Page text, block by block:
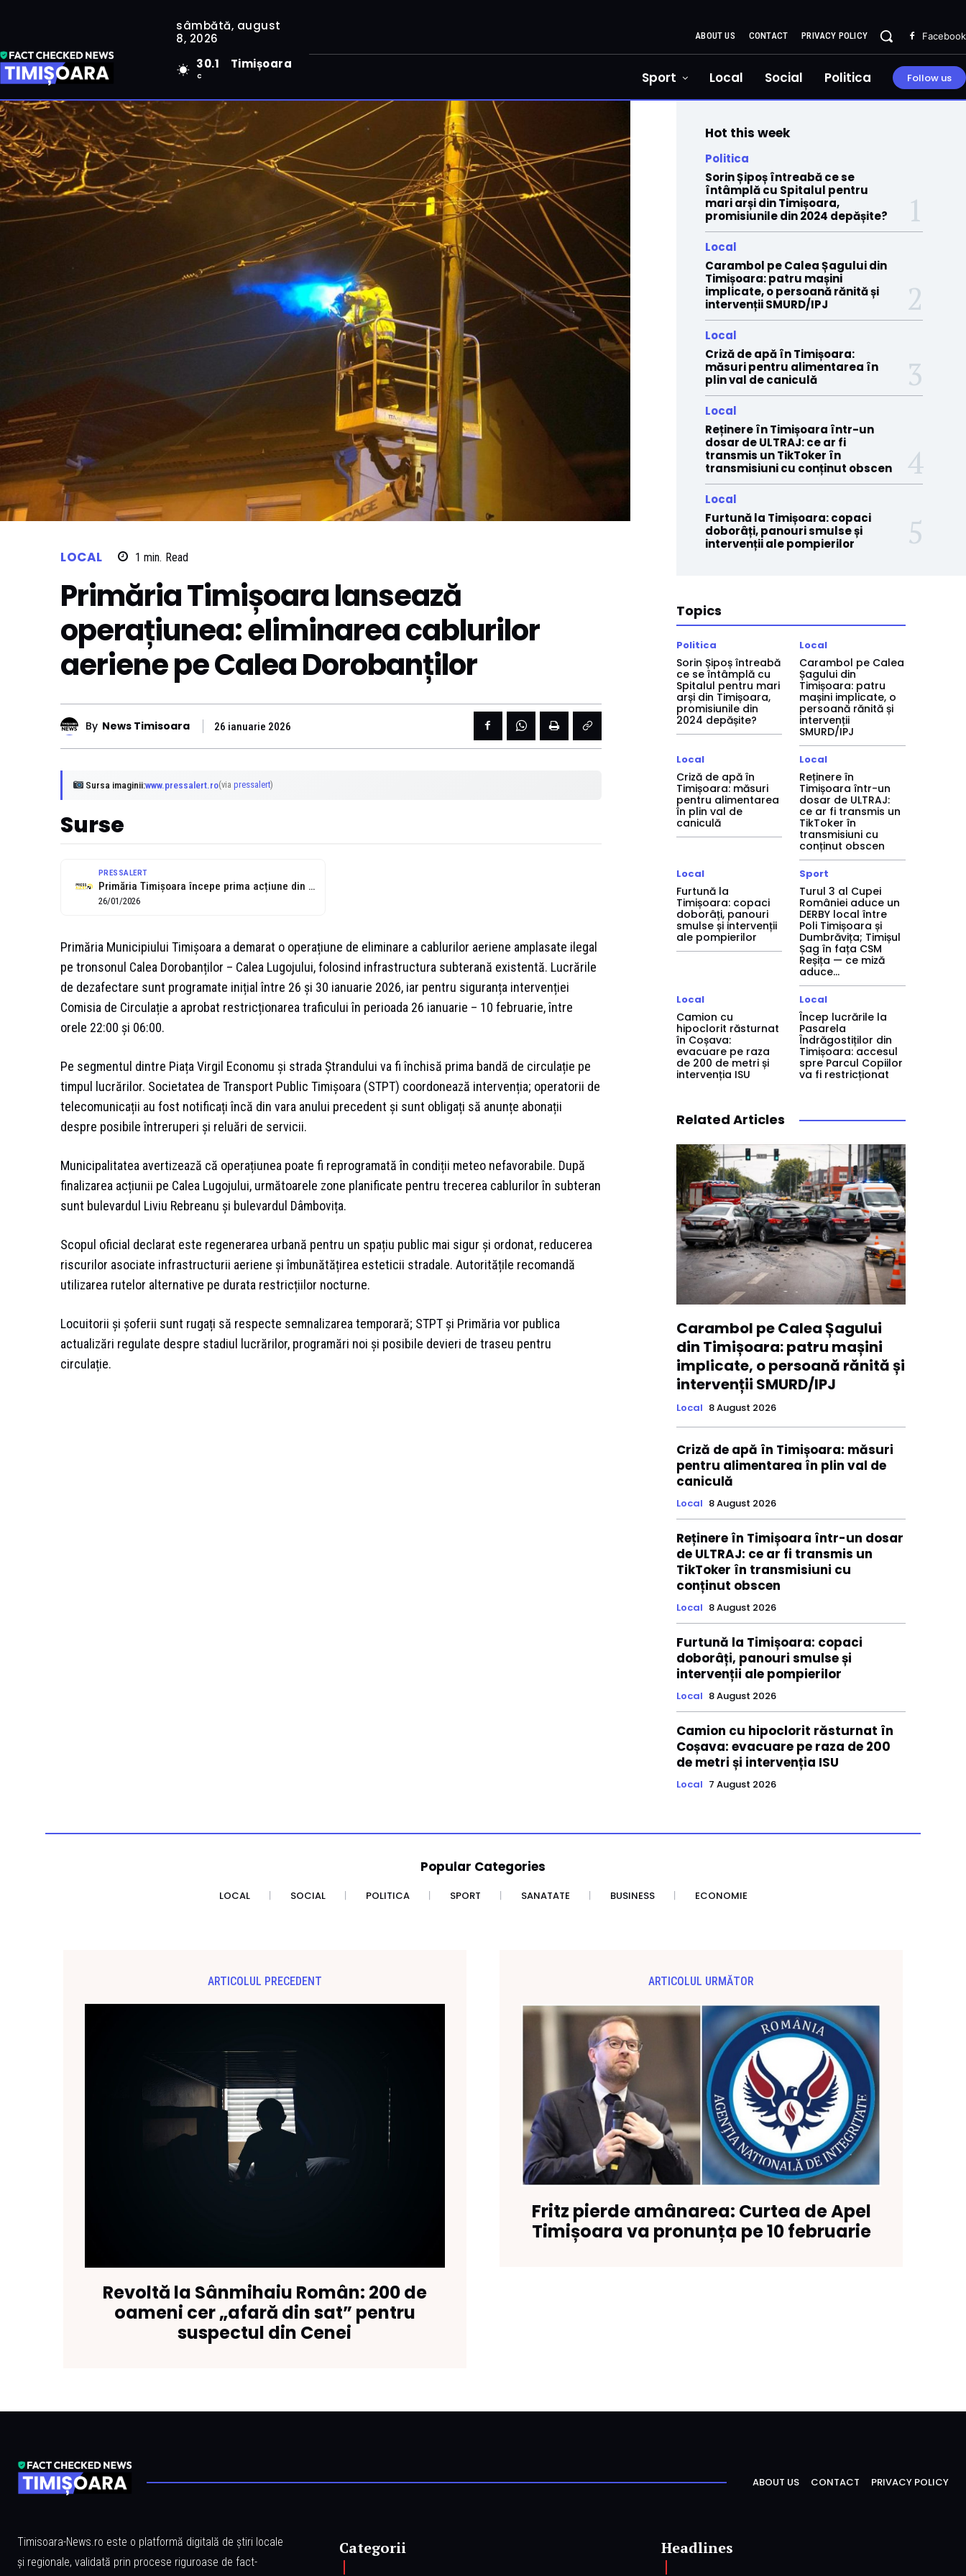
sâmbătă, august
8, 2026
30.1
C
Timișoara
ABOUT US CONTACT PRIVACY POLICY Facebook
Sport Local Social Politica Follow us
LOCAL 1 min. Read
Primăria Timișoara lansează
operațiunea: eliminarea cablurilor
aeriene pe Calea Dorobanților
By News Timisoara 26 ianuarie 2026
Sursa imaginii:www.pressalert.ro(viapressalert)
Surse
PRESSALERT
Primăria Timișoara începe prima acțiune din 2026 pentru eliminarea cablurilor aeriene ilegale....
26/01/2026
Primăria Municipiului Timișoara a demarat o operațiune de eliminare a cablurilor aeriene amplasate ilegal
pe tronsonul Calea Dorobanților – Calea Lugojului, folosind infrastructura subterană existentă. Lucrările
de dezafectare sunt programate inițial între 26 și 30 ianuarie 2026, iar pentru siguranța intervenției
Comisia de Circulație a aprobat restricționarea traficului în perioada 26 ianuarie – 10 februarie, între
orele 22:00 și 06:00.
Pe segmentul dintre Piața Virgil Economu și strada Ștrandului va fi închisă prima bandă de circulație pe
timpul lucrărilor. Societatea de Transport Public Timișoara (STPT) coordonează intervenția; operatorii de
telecomunicații au fost notificați încă din vara anului precedent și sunt obligați să anunțe abonații
despre posibile întreruperi și reluări de servicii.
Municipalitatea avertizează că operațiunea poate fi reprogramată în condiții meteo nefavorabile. După
finalizarea acțiunii pe Calea Lugojului, următoarele zone planificate pentru trecerea cablurilor în subteran
sunt bulevardul Liviu Rebreanu și bulevardul Dâmbovița.
Scopul oficial declarat este regenerarea urbană pentru un spațiu public mai sigur și ordonat, reducerea
riscurilor asociate infrastructurii aeriene și îmbunătățirea esteticii stradale. Autoritățile recomandă
utilizarea rutelor alternative pe durata restricțiilor nocturne.
Locuitorii și șoferii sunt rugați să respecte semnalizarea temporară; STPT și Primăria vor publica
actualizări regulate despre stadiul lucrărilor, programări noi și posibile devieri de traseu pentru
circulație.
Hot this week
Politica
Sorin Șipoș întreabă ce se
întâmplă cu Spitalul pentru
mari arși din Timișoara,
promisiunile din 2024 depășite?
Local
Carambol pe Calea Șagului din
Timișoara: patru mașini
implicate, o persoană rănită și
intervenții SMURD/IPJ
Local
Criză de apă în Timișoara:
măsuri pentru alimentarea în
plin val de caniculă
Local
Reținere în Timișoara într-un
dosar de ULTRAJ: ce ar fi
transmis un TikToker în
transmisiuni cu conținut obscen
Local
Furtună la Timișoara: copaci
doborâți, panouri smulse și
intervenții ale pompierilor
Topics
Politica
Sorin Șipoș întreabă
ce se întâmplă cu
Spitalul pentru mari
arși din Timișoara,
promisiunile din
2024 depășite?
Local
Carambol pe Calea
Șagului din
Timișoara: patru
mașini implicate, o
persoană rănită și
intervenții
SMURD/IPJ
Local
Criză de apă în
Timișoara: măsuri
pentru alimentarea
în plin val de
caniculă
Local
Reținere în
Timișoara într-un
dosar de ULTRAJ:
ce ar fi transmis un
TikToker în
transmisiuni cu
conținut obscen
Local
Furtună la
Timișoara: copaci
doborâți, panouri
smulse și intervenții
ale pompierilor
Sport
Turul 3 al Cupei
României aduce un
DERBY local între
Poli Timișoara și
Dumbrăvița; Timișul
Șag în fața CSM
Reșița — ce miză
aduce...
Local
Camion cu
hipoclorit răsturnat
în Coșava:
evacuare pe raza
de 200 de metri și
intervenția ISU
Local
Încep lucrările la
Pasarela
Îndrăgostiților din
Timișoara: accesul
spre Parcul Copiilor
va fi restricționat
Related Articles
Carambol pe Calea Șagului
din Timișoara: patru mașini
implicate, o persoană rănită și
intervenții SMURD/IPJ
Local 8 August 2026
Criză de apă în Timișoara: măsuri
pentru alimentarea în plin val de
caniculă
Local 8 August 2026
Reținere în Timișoara într-un dosar
de ULTRAJ: ce ar fi transmis un
TikToker în transmisiuni cu
conținut obscen
Local 8 August 2026
Furtună la Timișoara: copaci
doborâți, panouri smulse și
intervenții ale pompierilor
Local 8 August 2026
Camion cu hipoclorit răsturnat în
Coșava: evacuare pe raza de 200
de metri și intervenția ISU
Local 7 August 2026
Popular Categories
LOCAL SOCIAL POLITICA SPORT SANATATE BUSINESS ECONOMIE
ARTICOLUL PRECEDENT
Revoltă la Sânmihaiu Român: 200 de
oameni cer „afară din sat” pentru
suspectul din Cenei
ARTICOLUL URMĂTOR
Fritz pierde amânarea: Curtea de Apel
Timișoara va pronunța pe 10 februarie
ABOUT US CONTACT PRIVACY POLICY
Timisoara-News.ro este o platformă digitală de știri locale
și regionale, validată prin procese riguroase de fact-
Categorii Headlines